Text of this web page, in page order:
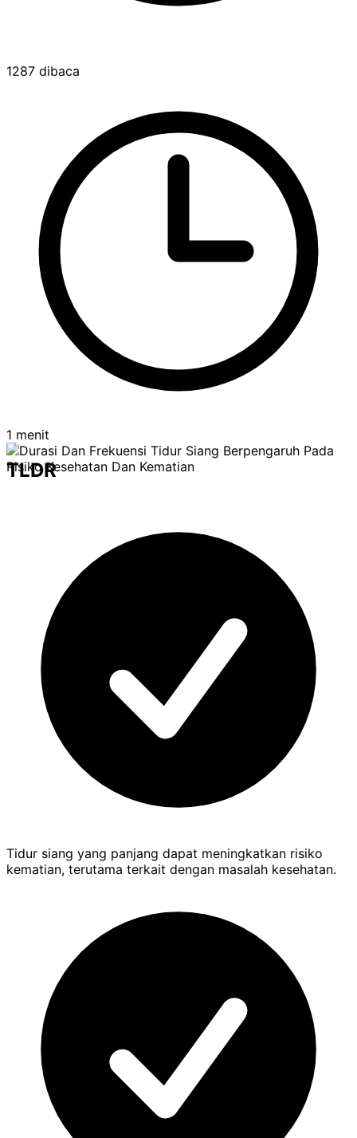
1287 dibaca
1 menit
TLDR
Tidur siang yang panjang dapat meningkatkan risiko
kematian, terutama terkait dengan masalah kesehatan.